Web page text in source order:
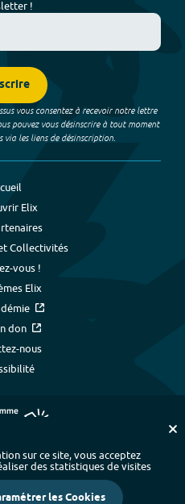
!
vous consentez à recevoir notre lettre
pouvez vous désinscrire à tout moment
les liens de désinscription.
Elix
Collectivités
vous !
Elix
don
nous
alphabétique
-
- Paramétrer les cookies
sur ce site, vous acceptez
des statistiques de visites
les Cookies